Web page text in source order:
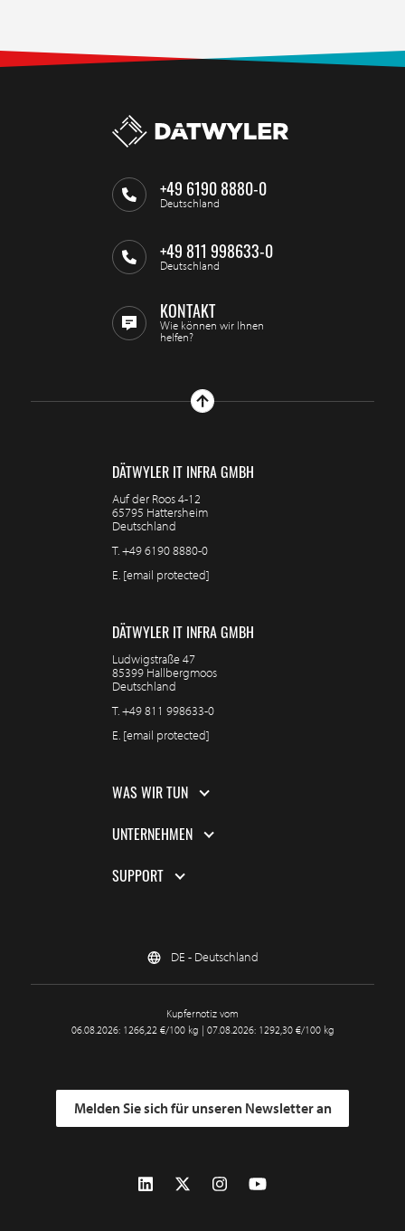
+49 6190 8880-0
Deutschland
+49 811 998633-0
Deutschland
KONTAKT
Wie können wir Ihnen
helfen?
DÄTWYLER IT INFRA GMBH
Auf der Roos 4-12
65795 Hattersheim
Deutschland
T.+49 6190 8880-0
E. [email protected]
DÄTWYLER IT INFRA GMBH
Ludwigstraße 47
85399 Hallbergmoos
Deutschland
T.+49 811 998633-0
E. [email protected]
WAS WIR TUN
UNTERNEHMEN
SUPPORT
DE - Deutschland
Kupfernotiz vom
06.08.2026: 1266,22 €/100 kg | 07.08.2026: 1292,30 €/100 kg
Melden Sie sich für unseren Newsletter an